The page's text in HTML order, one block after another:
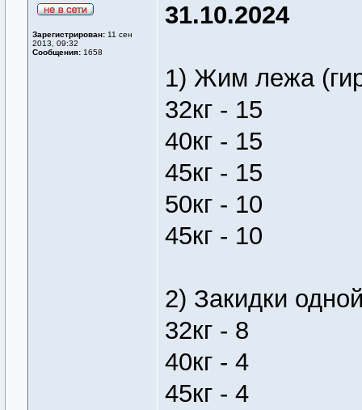
Зарегистрирован: 11 сен
2013, 09:32
Сообщения: 1658
31.10.2024
1) Жим лежа
32кг - 15
40кг - 15
45кг - 15
50кг - 10
45кг - 10
2) Закидки
32кг - 8
40кг - 4
45кг - 4